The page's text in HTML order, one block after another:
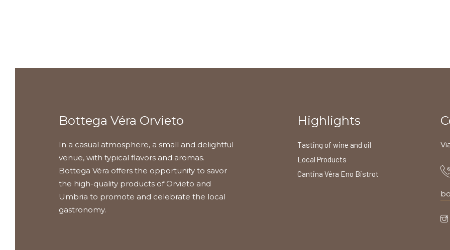
Bottega Véra Orvieto
In a casual atmosphere, a small and delightful
venue, with typical flavors and aromas.
Bottega Vèra offers the opportunity to savor
the high-quality products of Orvieto and
Umbria to promote and celebrate the local
gastronomy.
Highlights
Tasting of wine and oil
Local Products
Cantina Véra Eno Bistrot